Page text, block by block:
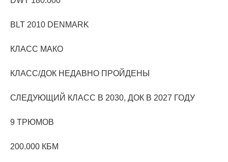
BLT 2010 DENMARK
КЛАСС МАКО
КЛАСС/ДОК НЕДАВНО ПРОЙДЕНЫ
СЛЕДУЮЩИЙ КЛАСС В 2030, ДОК В 2027 ГОДУ
9 ТРЮМОВ
200.000 КБМ